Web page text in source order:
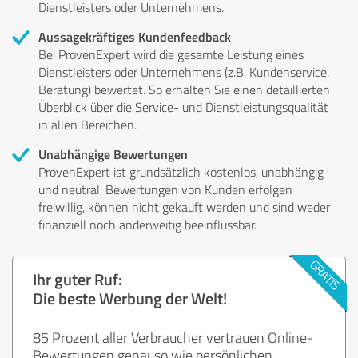
Dienstleisters oder Unternehmens.
Aussagekräftiges Kundenfeedback
Bei ProvenExpert wird die gesamte Leistung eines
Dienstleisters oder Unternehmens (z.B. Kundenservice,
Beratung) bewertet. So erhalten Sie einen detaillierten
Überblick über die Service- und Dienstleistungsqualität
in allen Bereichen.
Unabhängige Bewertungen
ProvenExpert ist grundsätzlich kostenlos, unabhängig
und neutral. Bewertungen von Kunden erfolgen
freiwillig, können nicht gekauft werden und sind weder
finanziell noch anderweitig beeinflussbar.
Ihr guter Ruf:
Die beste Werbung der Welt!
85 Prozent aller Verbraucher vertrauen Online-